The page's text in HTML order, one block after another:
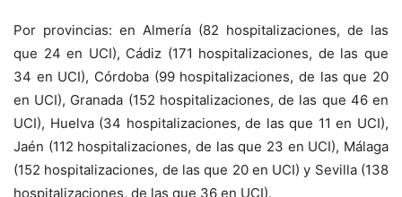
Por provincias: en Almería (82 hospitalizaciones, de las
que 24 en UCI), Cádiz (171 hospitalizaciones, de las que
34 en UCI), Córdoba (99 hospitalizaciones, de las que 20
en UCI), Granada (152 hospitalizaciones, de las que 46 en
UCI), Huelva (34 hospitalizaciones, de las que 11 en UCI),
Jaén (112 hospitalizaciones, de las que 23 en UCI), Málaga
(152 hospitalizaciones, de las que 20 en UCI) y Sevilla (138
hospitalizaciones, de las que 36 en UCI).